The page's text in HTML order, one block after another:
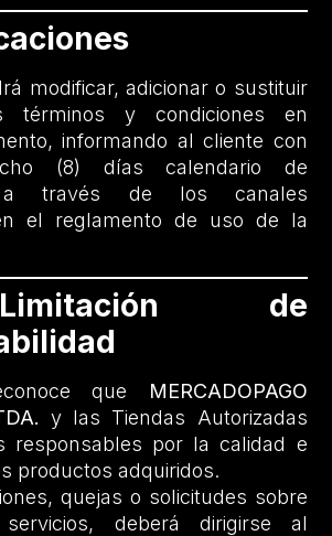
modificar, adicionar o sustituir
términos y condiciones en
informando al cliente con
(8) días calendario de
a través de los canales
el reglamento de uso de la
de
que
MERCADOPAGO
y las Tiendas Autorizadas
responsables por la calidad e
productos adquiridos.
quejas o solicitudes sobre
deberá dirigirse al